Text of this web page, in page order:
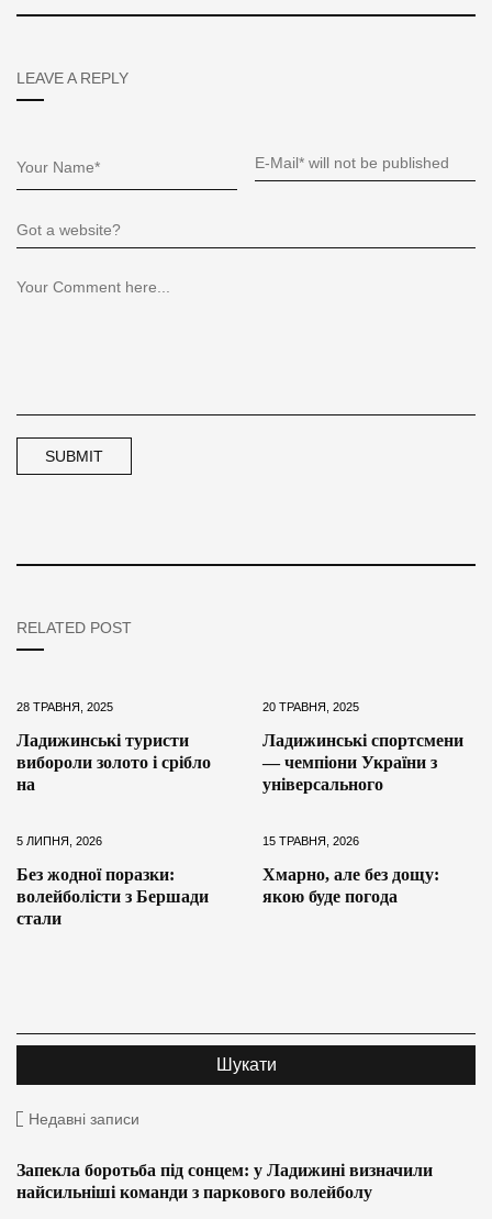
LEAVE A REPLY
RELATED POST
28 ТРАВНЯ, 2025
Ладижинські туристи
вибороли золото і срібло
на
20 ТРАВНЯ, 2025
Ладижинські спортсмени
— чемпіони України з
універсального
5 ЛИПНЯ, 2026
Без жодної поразки:
волейболісти з Бершади
стали
15 ТРАВНЯ, 2026
Хмарно, але без дощу:
якою буде погода
Недавні записи
Запекла боротьба під сонцем: у Ладижині визначили
найсильніші команди з паркового волейболу